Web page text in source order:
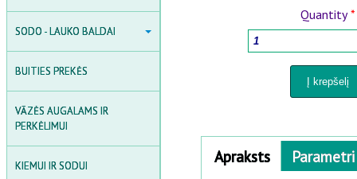
AUGALŲ ATRAMOS
AUGALŲ FIKSAVIMO PRIEDAI
SODO - LAUKO BALDAI
SODO - LAUKO BALDAI
SODO BALDŲ KOMPLEKTAI
BUITIES PREKĖS
VĀZĖS AUGALAMS IR
PERKĖLIMUI
KIEMUI IR SODUI
Quantity*
Horizontal Tabs
Apraksts(active
tab)
Parametri